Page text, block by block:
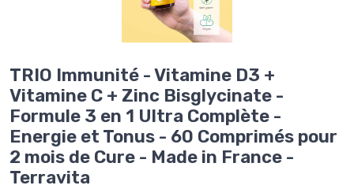
TRIO Immunité - Vitamine D3 +
Vitamine C + Zinc Bisglycinate -
Formule 3 en 1 Ultra Complète -
Energie et Tonus - 60 Comprimés pour
2 mois de Cure - Made in France -
Terravita